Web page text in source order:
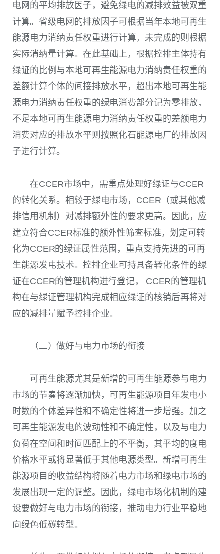
电网的平均排放因子，避免绿电的减排效益被双重
计算。省级电网的排放因子可根据当年本地可再生
能源电力消纳责任权重进行计算，未完成的则根据
实际消纳量计算。在此基础上，根据控排主体持有
绿证的比例与本地可再生能源电力消纳责任权重的
差额计算个体的间接排放水平，超出本地可再生能
源电力消纳责任权重的绿电消费部分记为零排放，
不足本地可再生能源电力消纳责任权重的差额电力
消费对应的排放水平则按照化石能源电厂的排放因
子进行计算。
在CCER市场中，需重点处理好绿证与CCER
的转化关系。相较于绿电市场， CCER （或其他减
排信用机制） 对减排额外性的要求更高。因此，应
建立符合CCER标准的额外性筛查标准，划定可转
化为CCER的绿证属性范围，重点支持先进的可再
生能源发电技术。控排企业可持具备转化条件的绿
证在CCER的管理机构进行登记， CCER的管理机
构在与绿证管理机构完成相应绿证的核销后再将对
应的减排量赋予控排企业。
（二）做好与电力市场的衔接
可再生能源尤其是新增的可再生能源参与电力
市场的节奏将逐渐加快，可再生能源项目年发电小
时数的个体差异性和不确定性将进一步增强。加之
可再生能源发电的波动性和不确定性，以及与电力
负荷在空间和时间匹配上的不平衡，其平均的度电
价格水平或将显著低于其他电源类型。新增可再生
能源项目的收益结构将随着电力市场和绿电市场的
发展出现一定的调整。因此，绿电市场化机制的建
设要做好与电力市场的衔接，推动电力行业平稳地
向绿色低碳转型。